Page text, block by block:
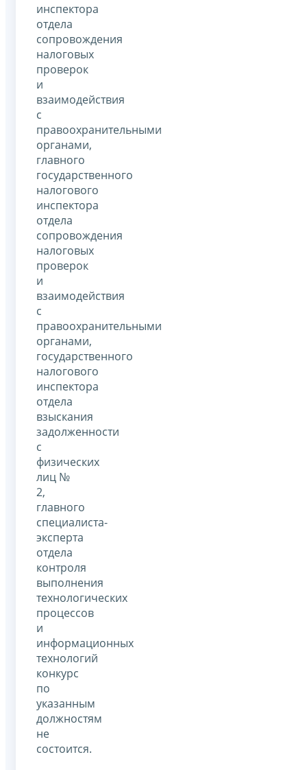
инспектора
отдела
сопровождения
налоговых
проверок
и
взаимодействия
с
правоохранительными
органами,
главного
государственного
налогового
инспектора
отдела
сопровождения
налоговых
проверок
и
взаимодействия
с
правоохранительными
органами,
государственного
налогового
инспектора
отдела
взыскания
задолженности
с
физических
лиц №
2,
главного
специалиста-
эксперта
отдела
контроля
выполнения
технологических
процессов
и
информационных
технологий
конкурс
по
указанным
должностям
не
состоится.